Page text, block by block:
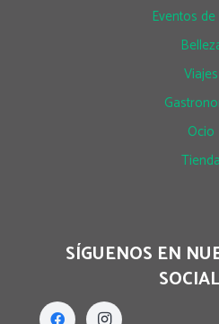
Eventos
Viajes
Ocio
Tienda
SÍGUENOS EN